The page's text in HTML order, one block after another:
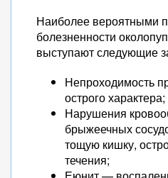
Наиболее вероятными
болезненности
выступают следующие
Непроходимость
острого характера;
Нарушения
брыжеечных
тощую кишку,
течения;